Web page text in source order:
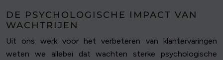
DE PSYCHOLOGISCHE IMPACT VAN
WACHTRIJEN
Uit ons werk voor het verbeteren van klantervaringen
weten we allebei dat wachten sterke psychologische